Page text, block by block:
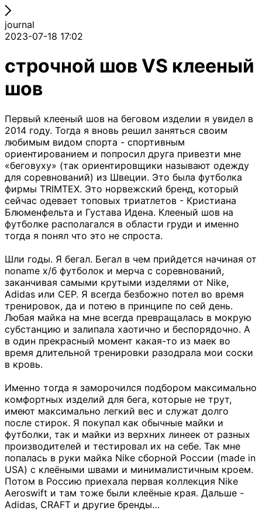
journal
2023-07-18 17:02
строчной шов VS клееный
шов
Первый клееный шов на беговом изделии я увидел в
2014 году. Тогда я вновь решил заняться своим
любимым видом спорта - спортивным
ориентированием и попросил друга привезти мне
«беговуху» (так ориентировщики называют одежду
для соревнований) из Швеции. Это была футболка
фирмы TRIMTEX. Это норвежский бренд, который
сейчас одевает топовых триатлетов - Кристиана
Блюменфельта и Густава Идена. Клееный шов на
футболке располагался в области груди и именно
тогда я понял что это не спроста.
Шли годы. Я бегал. Бегал в чем прийдется начиная от
noname х/б футболок и мерча с соревнований,
заканчивая самыми крутыми изделями от Nike,
Adidas или CEP. Я всегда безбожно потел во время
тренировок, да и потею в принципе по сей день.
Любая майка на мне всегда превращалась в мокрую
субстанцию и залипала хаотично и беспорядочно. А
в один прекрасный момент какая-то из маек во
время длительной тренировки разодрала мои соски
в кровь.
Именно тогда я заморочился подбором максимально
комфортных изделий для бега, которые не трут,
имеют максимально легкий вес и служат долго
после стирок. Я покупал как обычные майки и
футболки, так и майки из верхних линеек от разных
производителей и тестировал их на себе. Так мне
попалась в руки майка Nike сборной России (made in
USA) с клеёными швами и минималистичным кроем.
Потом в Россию приехала первая коллекция Nike
Aeroswift и там тоже были клеёные края. Дальше -
Adidas, CRAFT и другие бренды…